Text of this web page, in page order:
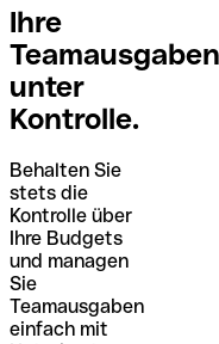
Ihre
unter
Kontrolle.
Behalten Sie
stets die
Kontrolle über
Ihre Budgets
und managen
Sie
Teamausgaben
einfach mit